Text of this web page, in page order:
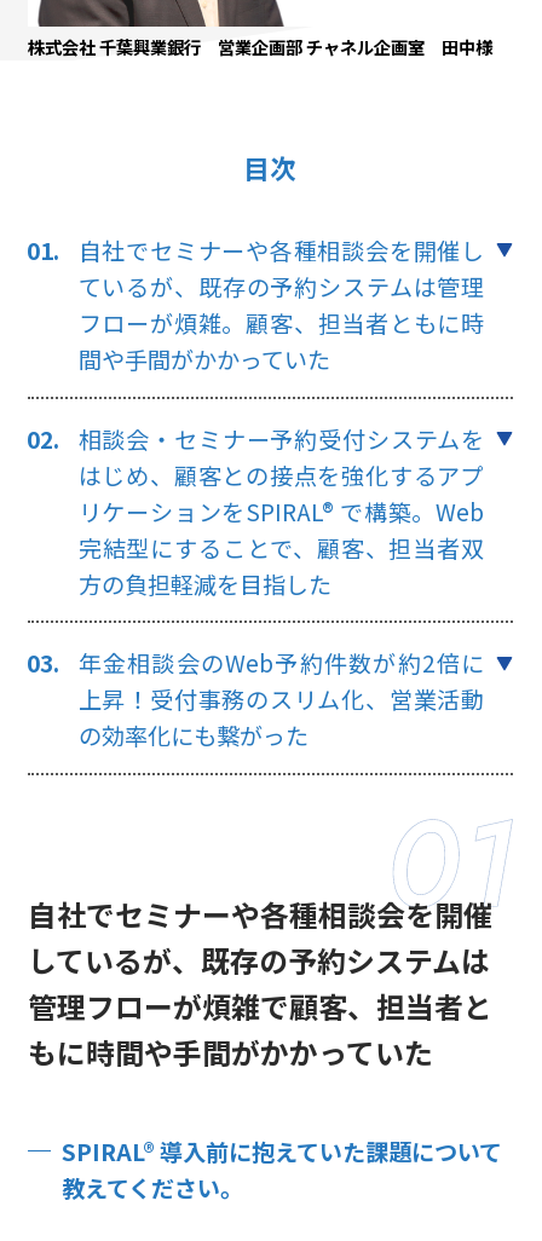
株式会社 千葉興業銀行 営業企画部 チャネル企画室 田中様
目次
自社でセミナーや各種相談会を開催し
ているが、既存の予約システムは管理
フローが煩雑。顧客、担当者ともに時
間や手間がかかっていた
相談会・セミナー予約受付システムを
はじめ、顧客との接点を強化するアプ
リケーションをSPIRAL® で構築。Web
完結型にすることで、顧客、担当者双
方の負担軽減を目指した
年金相談会のWeb予約件数が約2倍に
上昇！受付事務のスリム化、営業活動
の効率化にも繋がった
自社でセミナーや各種相談会を開催
しているが、既存の予約システムは
管理フローが煩雑で顧客、担当者と
もに時間や手間がかかっていた
SPIRAL® 導入前に抱えていた課題について
教えてください。